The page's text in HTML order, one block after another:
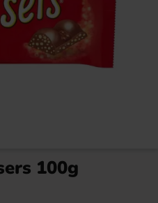
100g